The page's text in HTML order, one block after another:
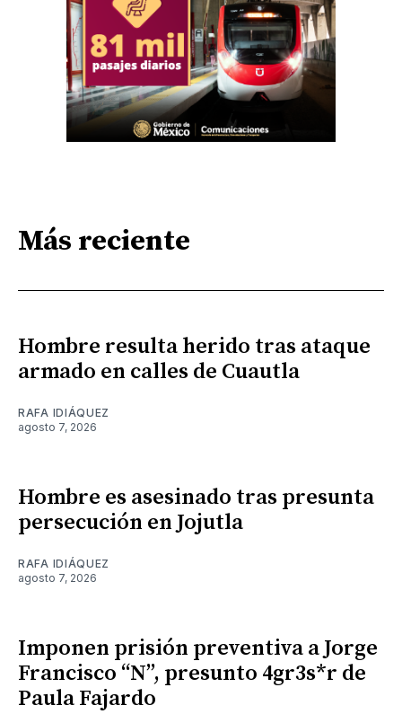
Más reciente
Hombre resulta herido tras ataque
armado en calles de Cuautla
RAFA IDIÁQUEZ
agosto 7, 2026
Hombre es asesinado tras presunta
persecución en Jojutla
RAFA IDIÁQUEZ
agosto 7, 2026
Imponen prisión preventiva a Jorge
Francisco “N”, presunto 4gr3s*r de
Paula Fajardo